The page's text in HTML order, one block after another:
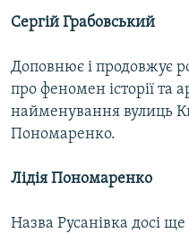
Сергій Грабовський
Доповнює і продовжує
про феномен історії та
найменування вулиць
Пономаренко.
Лідія Пономаренко
Назва Русанівка досі